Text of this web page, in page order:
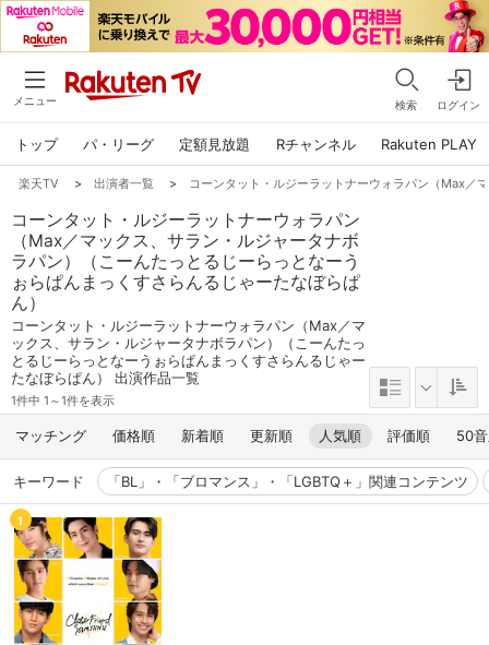
メニュー 検索 ログイン
トップ パ・リーグ 定額見放題 Rチャンネル Rakuten PLAY
楽天TV > 出演者一覧 > コーンタット・ルジーラットナーウォラパン（Max／
コーンタット・ルジーラットナーウォラパン
（Max／マックス、サラン・ルジャータナボ
ラパン）（こーんたっとるじーらっとなーう
ぉらぱんまっくすさらんるじゃーたなぼらぱ
ん）
コーンタット・ルジーラットナーウォラパン（Max／マ
ックス、サラン・ルジャータナボラパン）（こーんたっ
とるじーらっとなーうぉらぱんまっくすさらんるじゃー
たなぼらぱん） 出演作品一覧
1件中 1～1件を表示
マッチング 価格順 新着順 更新順 人気順 評価順 50
キーワード 「BL」・「ブロマンス」・「LGBTQ＋」関連コンテンツ
1